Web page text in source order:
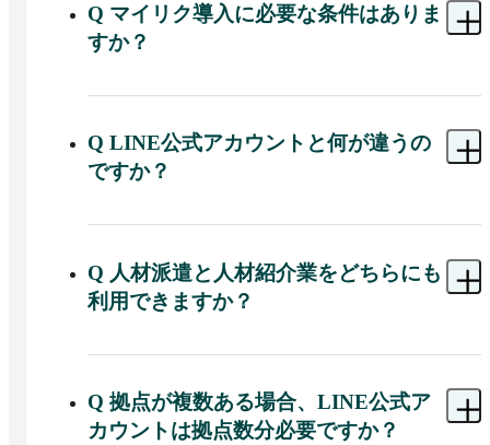
Q マイリク導入に必要な条件はありま
すか？
A マイリクはLINE公式アカウントとの接続が必須
なります。
Q LINE公式アカウントと何が違うの
ですか？
A LINE公式アカウントのAPI機能を利用して、採
た、より便利にするための別サービスとなりま
す。
Q 人材派遣と人材紹介業をどちらにも
利用できますか？
A 人材派遣・人材紹介業どちらにでもご利用可能
利用も頂けます。
Q 拠点が複数ある場合、LINE公式ア
カウントは拠点数分必要ですか？